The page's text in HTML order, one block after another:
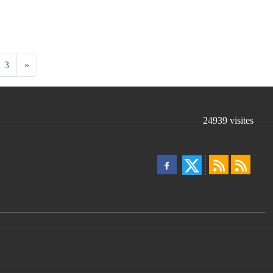
3 »
24939 visites